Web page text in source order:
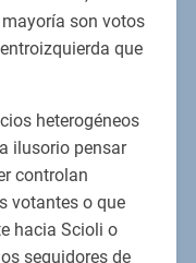
son votos
que
heterogéneos
ilusorio pensar
controlan
votantes o que
hacia Scioli o
seguidores de